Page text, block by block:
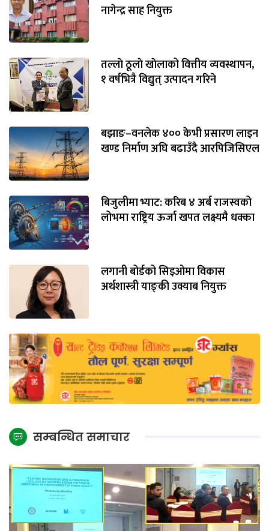
नागेन्द्र साह नियुक्त
तल्लाे ठूलाे खाेलाको वित्तीय व्यवस्थापन,
१ वर्षभित्रै विद्युत् उत्पादन गरिने
बझाङ–वनलेक ४०० केभी प्रसारण लाइन
खण्ड निर्माण अघि बढाउँदै आरपिजिसिएल
बिजुलीमा भ्याट: करिब ४ अर्ब राजस्वको
लोभमा राष्ट्रिय ऊर्जा खपत लक्ष्यमै धक्का
लगानी बोर्डको सिइओमा विकास
अर्थशास्त्री याङ्‌की उक्याब नियुक्त
सम्बन्धित समाचार